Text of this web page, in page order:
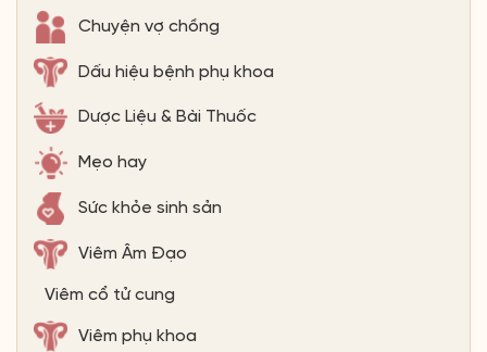
Chuyện vợ chồng
Dấu hiệu bệnh phụ khoa
Dược Liệu & Bài Thuốc
Mẹo hay
Sức khỏe sinh sản
Viêm Âm Đạo
Viêm cổ tử cung
Viêm phụ khoa